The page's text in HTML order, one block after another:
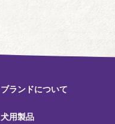
ブランドについて
犬用製品